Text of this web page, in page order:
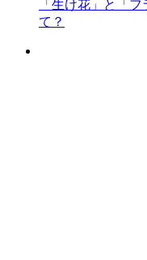
「生け花」と「
て？